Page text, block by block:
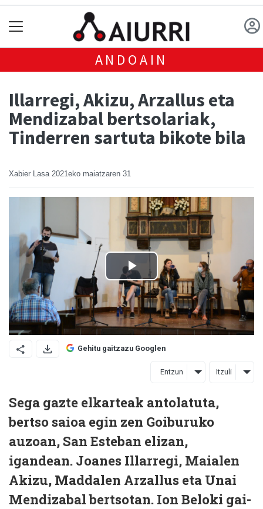
ANDOAIN
Illarregi, Akizu, Arzallus eta
Mendizabal bertsolariak,
Tinderren sartuta bikote bila
Xabier Lasa 2021eko maiatzaren 31
Gehitu gaitzazu Googlen
Entzun Itzuli
Sega gazte elkarteak antolatuta,
bertso saioa egin zen Goiburuko
auzoan, San Esteban elizan,
igandean. Joanes Illarregi, Maialen
Akizu, Maddalen Arzallus eta Unai
Mendizabal bertsotan. Ion Beloki gai-